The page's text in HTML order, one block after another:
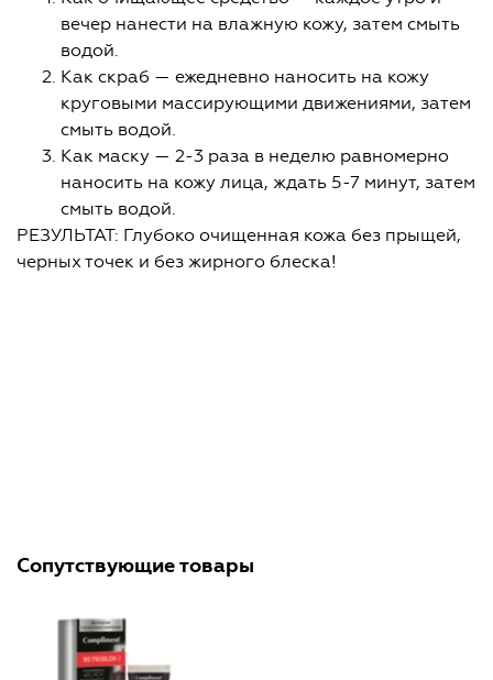
вечер нанести на влажную кожу, затем смыть
водой.
Как скраб — ежедневно наносить на кожу
круговыми массирующими движениями, затем
смыть водой.
Как маску — 2-3 раза в неделю равномерно
наносить на кожу лица, ждать 5-7 минут, затем
смыть водой.
РЕЗУЛЬТАТ: Глубоко очищенная кожа без прыщей,
черных точек и без жирного блеска!
Сопутствующие товары